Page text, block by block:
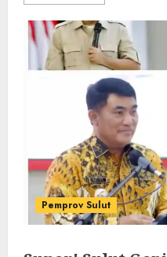
Pemprov Sulut